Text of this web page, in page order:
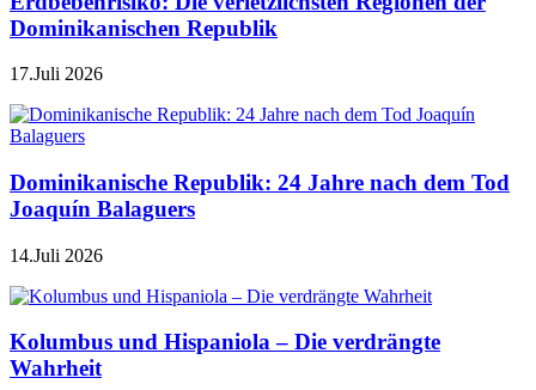
Dominikanischen Republik
17.Juli 2026
Dominikanische Republik: 24 Jahre nach dem Tod
Joaquín Balaguers
14.Juli 2026
Kolumbus und Hispaniola – Die verdrängte
Wahrheit